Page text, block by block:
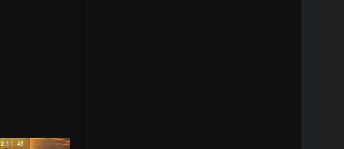
2:11:43